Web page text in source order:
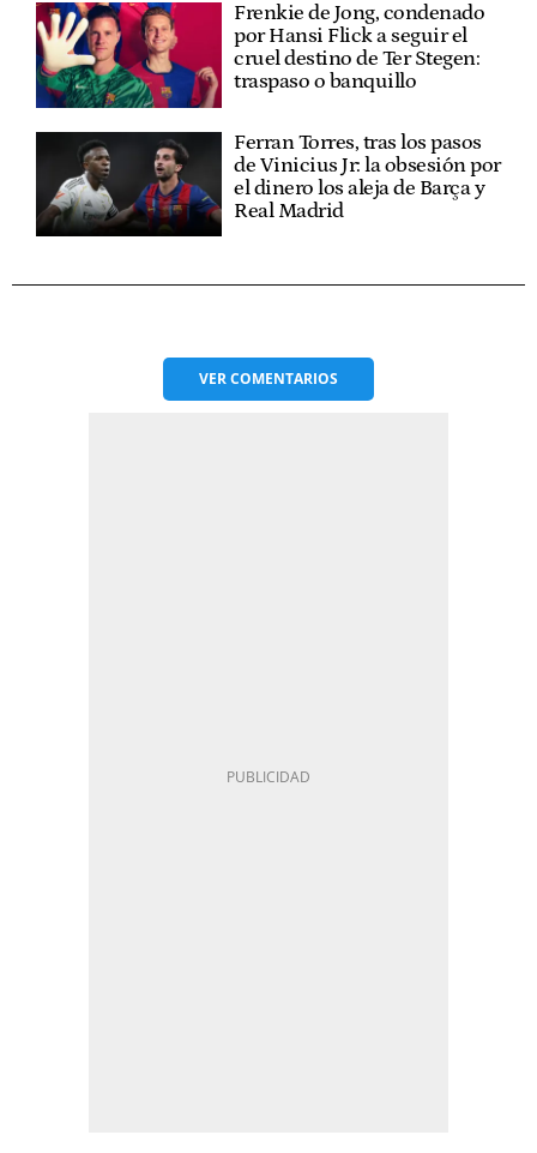
Frenkie de Jong, condenado
por Hansi Flick a seguir el
cruel destino de Ter Stegen:
traspaso o banquillo
Ferran Torres, tras los pasos
de Vinicius Jr: la obsesión por
el dinero los aleja de Barça y
Real Madrid
VERCOMENTARIOS